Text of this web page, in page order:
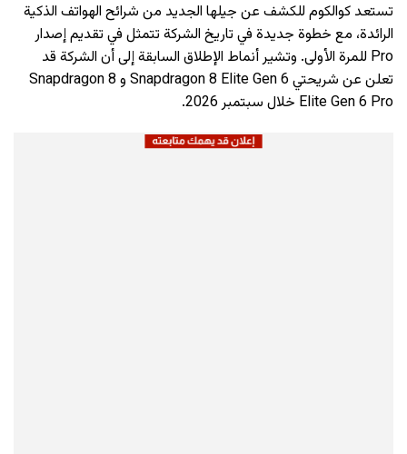
تستعد كوالكوم للكشف عن جيلها الجديد من شرائح الهواتف الذكية
الرائدة، مع خطوة جديدة في تاريخ الشركة تتمثل في تقديم إصدار
Pro للمرة الأولى. وتشير أنماط الإطلاق السابقة إلى أن الشركة قد
تعلن عن شريحتي Snapdragon 8 Elite Gen 6 و Snapdragon 8
Elite Gen 6 Pro خلال سبتمبر 2026.